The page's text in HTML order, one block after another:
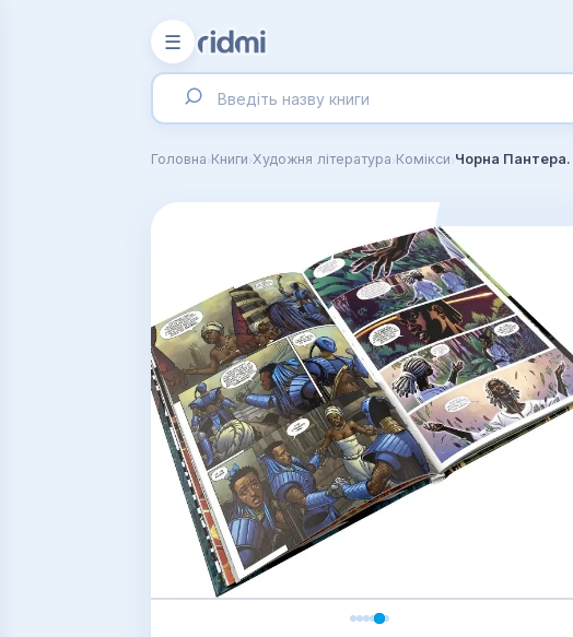
☰
Головна›Книги›Художня література›Комікси›Чорна Пантера.